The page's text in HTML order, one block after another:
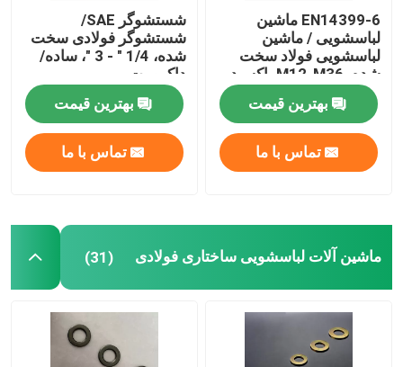
کنترل کیفیت
درخواست نقل قول
ماشین لباسشویی فولاد صاف
ماشین لباسشویی سنگین
ماشین های شستشو ساده
EN14399-6 ماشین
لباسشویی / ماشین
لباسشویی فولاد سخت
شده، M12-M36، اکسید
سیاه
بهترین قیمت
تماس با ما
شستشوگر SAE/
شستشوگر فولادی سخت
شده، 1/4 " - 3 "، ساده/
داکرومت
بهترین قیمت
تماس با ما
ماشین آلات لباسشویی ساختاری فولادی (31)